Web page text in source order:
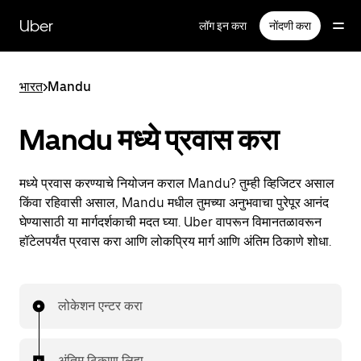
सामग्रीवरUber लॉग इन करा नोंदणी करा
भारत>Mandu
Mandu मध्ये प्रवास करा
मध्ये प्रवास करण्याचे नियोजन कराल Mandu? तुम्ही व्हिजिटर असाल
किंवा रहिवासी असाल, Mandu मधील तुमच्या अनुभवाचा पुरेपूर आनंद
घेण्यासाठी या मार्गदर्शकाची मदत घ्या. Uber वापरून विमानतळावरून
हॉटेलपर्यंत प्रवास करा आणि लोकप्रिय मार्ग आणि अंतिम ठिकाणे शोधा.
लोकेशन एन्टर करा